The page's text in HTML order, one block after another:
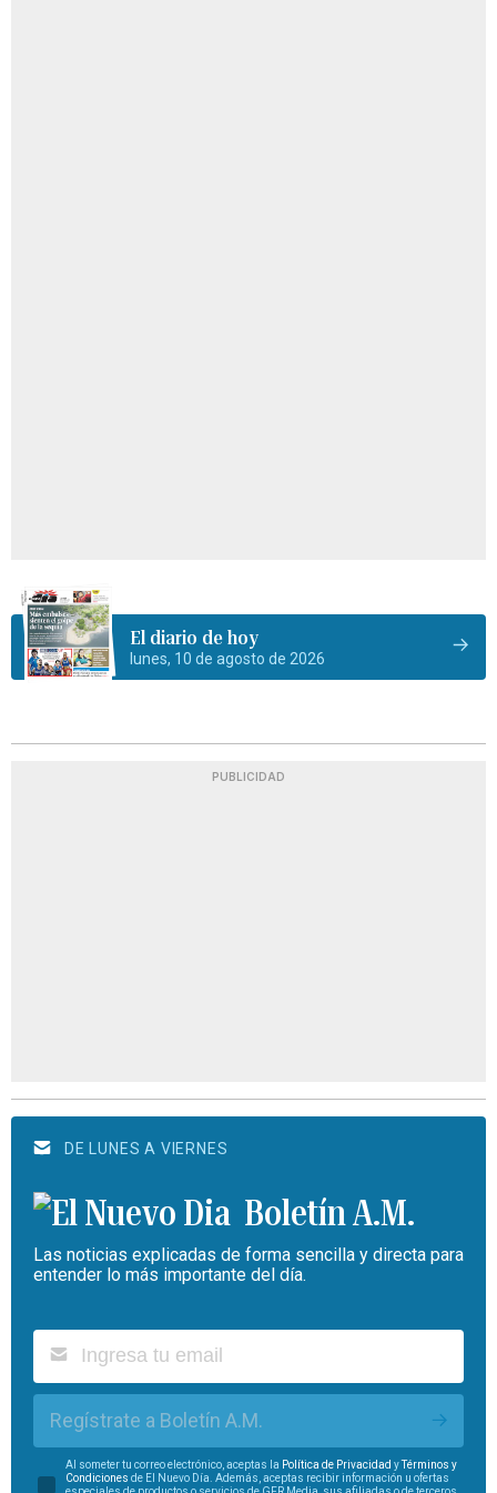
El diario de hoy
lunes, 10 de agosto de 2026
PUBLICIDAD
DE LUNES A VIERNES
Boletín A.M.
Las noticias explicadas de forma sencilla y directa para
entender lo más importante del día.
Regístrate a Boletín A.M.
Al someter tu correo electrónico, aceptas la Política de Privacidad yTérminos y
Condiciones de El Nuevo Día. Además, aceptas recibir información u ofertas